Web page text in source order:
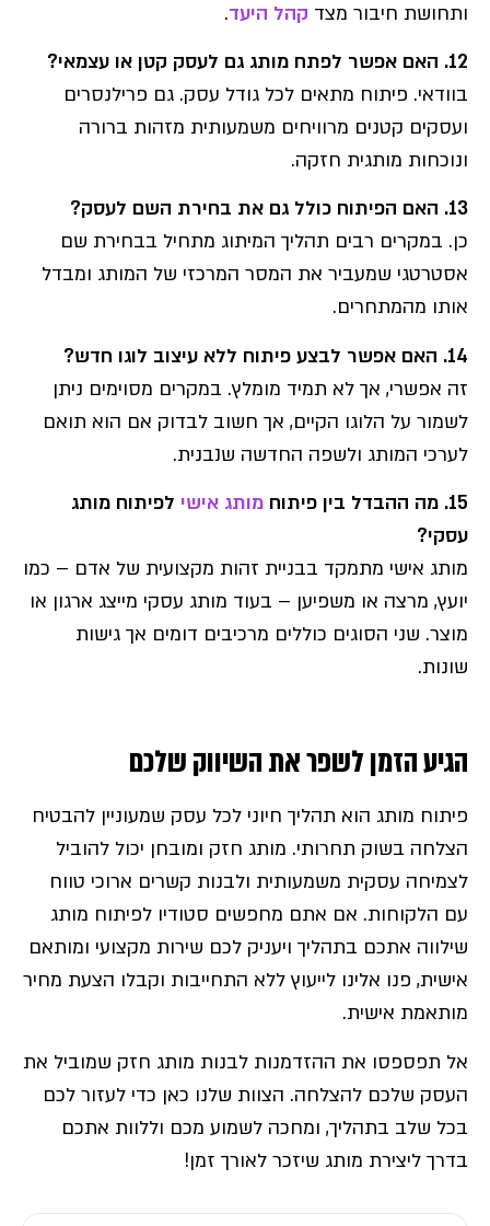
ותחושת חיבור מצד קהל היעד.
12. האם אפשר לפתח מותג גם לעסק קטן או עצמאי?
בוודאי. פיתוח מתאים לכל גודל עסק. גם פרילנסרים
ועסקים קטנים מרוויחים משמעותית מזהות ברורה
ונוכחות מותגית חזקה.
13. האם הפיתוח כולל גם את בחירת השם לעסק?
כן. במקרים רבים תהליך המיתוג מתחיל בבחירת שם
אסטרטגי שמעביר את המסר המרכזי של המותג ומבדל
אותו מהמתחרים.
14. האם אפשר לבצע פיתוח ללא עיצוב לוגו חדש?
זה אפשרי, אך לא תמיד מומלץ. במקרים מסוימים ניתן
לשמור על הלוגו הקיים, אך חשוב לבדוק אם הוא תואם
לערכי המותג ולשפה החדשה שנבנית.
15. מה ההבדל בין פיתוח
מותג אישי לפיתוח מותג
עסקי?
מותג אישי מתמקד בבניית זהות מקצועית של אדם – כמו
יועץ, מרצה או משפיען – בעוד מותג עסקי מייצג ארגון או
מוצר. שני הסוגים כוללים מרכיבים דומים אך גישות
שונות.
הגיע הזמן לשפר את השיווק שלכם
פיתוח מותג הוא תהליך חיוני לכל עסק שמעוניין להבטיח
הצלחה בשוק תחרותי. מותג חזק ומובחן יכול להוביל
לצמיחה עסקית משמעותית ולבנות קשרים ארוכי טווח
עם הלקוחות. אם אתם מחפשים סטודיו לפיתוח מותג
שילווה אתכם בתהליך ויעניק לכם שירות מקצועי ומותאם
אישית, פנו אלינו לייעוץ ללא התחייבות וקבלו הצעת מחיר
מותאמת אישית.
אל תפספסו את ההזדמנות לבנות מותג חזק שמוביל את
העסק שלכם להצלחה. הצוות שלנו כאן כדי לעזור לכם
בכל שלב בתהליך, ומחכה לשמוע מכם וללוות אתכם
בדרך ליצירת מותג שיזכר לאורך זמן!